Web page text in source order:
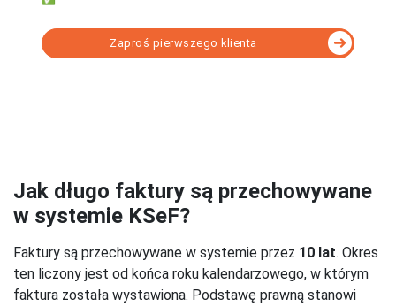
Zaproś pierwszego klienta
Jak długo faktury są przechowywane
w systemie KSeF?
Faktury są przechowywane w systemie przez 10 lat. Okres
ten liczony jest od końca roku kalendarzowego, w którym
faktura została wystawiona. Podstawę prawną stanowi